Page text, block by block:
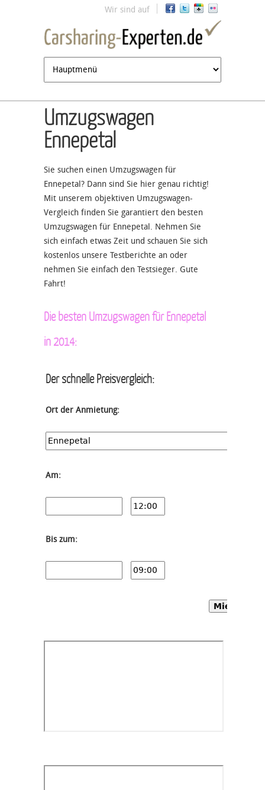
Jump to navigation
Wir sind auf
Umzugswagen
Ennepetal
Sie suchen einen Umzugswagen für
Ennepetal? Dann sind Sie hier genau richtig!
Mit unserem objektiven Umzugswagen-
Vergleich finden Sie garantiert den besten
Umzugswagen für Ennepetal. Nehmen Sie
sich einfach etwas Zeit und schauen Sie sich
kostenlos unsere Testberichte an oder
nehmen Sie einfach den Testsieger. Gute
Fahrt!
Die besten Umzugswagen für Ennepetal
in 2014:
Der schnelle Preisvergleich:
Ort der Anmietung:
Am:
Bis zum: